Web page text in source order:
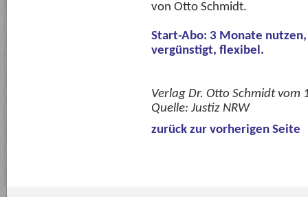
von Otto Schmidt.
Start-Abo: 3 Monate
vergünstigt, flexibel.
Verlag Dr. Otto Schmidt vom
Quelle: Justiz NRW
zurück zur vorherigen Seite